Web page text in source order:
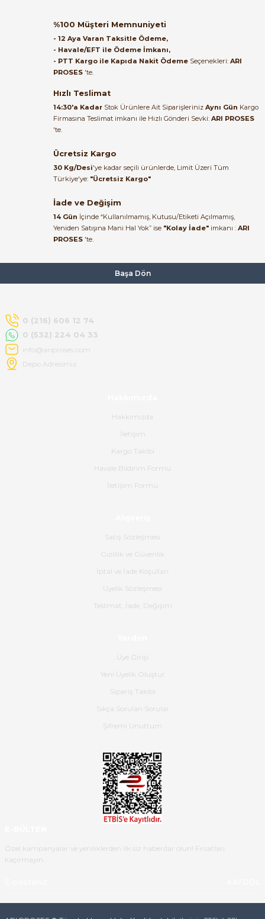
Orijinal kutusuyla ertesi gün
ulaştı elimize. Teşekkürler.
B... A... | 27/06/2026
bundan mehmet bey ilgi ve
alakası için teşekkür ederim
muhammed demirci |
Ürün elime eksiksiz ve hasarsız
ulaştı. Paketleme özenliydi,
Kemal Toktaş | 20/06/2026
problemsiz geçti.
Kemal Toktaş | 20/06/2026
Havale ile odeme yaptim ve
tedirgindim ama saticinin
sonrasindaki iletisim ve
bilgilendirmesinden cok
memnun kaldim. Kesinlikle
tavsiye ederim.
Ürünün kodu XDR-240e-24 yeni
Gerçekten harika ve etkileyici
Hızlı bir şekilde elimize ulaştı
ulaştı.Ürünün paketlenmesi
gayet başarılı hasarsız bir şekilde
teslim aldım. Bu konudaki
hassasiyetleri ve Ürünün kalitesi
%100 Müşteri Memnuniyeti
- 12 Aya Varan Taksitle Ödeme,
- Havale/EFT ile Ödeme İmkanı,
- PTT Kargo ile Kapıda Nakit Ödeme Seçenekleri: ARI
PROSES 'te.
Hızlı Teslimat
14:30'a Kadar Stok Ürünlere Ait Siparişleriniz Aynı Gün Kargo
Firmasına Teslimat imkanı ile Hızlı Gönderi Sevki: ARI PROSES
'te.
Ücretsiz Kargo
30 Kg/Desi'ye kadar seçili ürünlerde, Limit Üzeri Tüm
Türkiye'ye: "Ücretsiz Kargo"
İade ve Değişim
14 Gün İçinde “Kullanılmamış, Kutusu/Etiketi Açılmamış,
Yeniden Satışına Mani Hal Yok” ise "Kolay İade" imkanı : ARI
PROSES 'te.
Başa Dön
0 (216) 606 12 74
0 (532) 224 04 33
info@ariproses.com
Depo Adresimiz
Hakkımızda
İletişim
Kargo Takibi
Havale Bildirim Formu
İletişim Formu
Satış Sözleşmesi
Gizlilik ve Güvenlik
İptal ve İade Koşulları
Üyelik Sözleşmesi
Teslimat, İade, Değişim
Üye Girişi
Yeni Üyelik Oluştur
Sipariş Takibi
Sıkça Sorulan Sorular
Şifremi Unuttum
Özel kampanyalar ve yeniliklerden ilk siz haberdar olun! Fırsatları
kaçırmayın.